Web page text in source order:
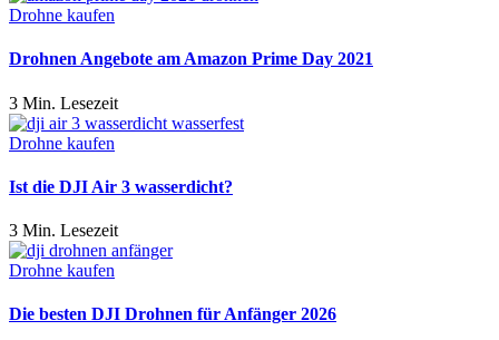
Drohne kaufen
Drohnen Angebote am Amazon Prime Day 2021
3 Min. Lesezeit
Drohne kaufen
Ist die DJI Air 3 wasserdicht?
3 Min. Lesezeit
Drohne kaufen
Die besten DJI Drohnen für Anfänger 2026